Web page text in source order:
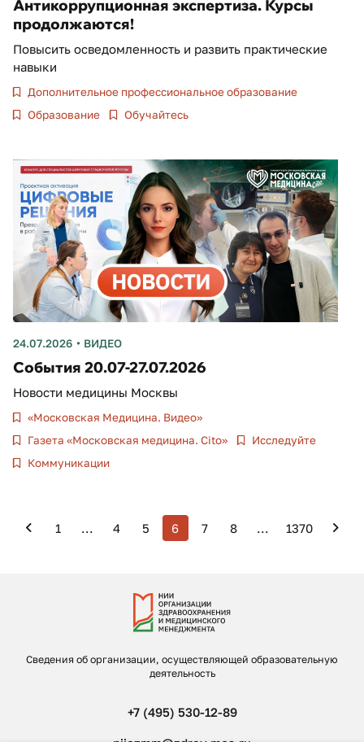
Антикоррупционная экспертиза. Курсы
продолжаются!
Повысить осведомленность и развить практические
навыки
Дополнительное профессиональное образование
Образование
Обучайтесь
24.07.2026 ВИДЕО
События 20.07-27.07.2026
Новости медицины Москвы
«Московская Медицина. Видео»
Газета «Московская медицина. Cito»
Исследуйте
Коммуникации
1 4 5 6 7 8 1370
Сведения об организации, осуществляющей образовательную
деятельность
+7 (495) 530-12-89